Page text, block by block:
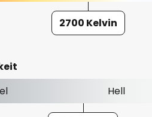
2700 Kelvin
Hell